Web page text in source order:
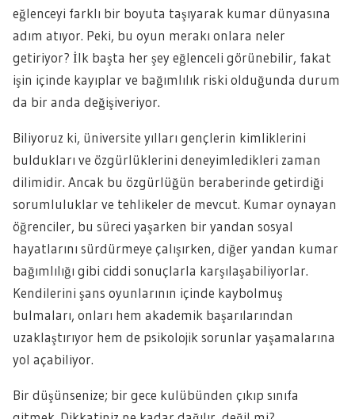
eğlenceyi farklı bir boyuta taşıyarak kumar dünyasına
adım atıyor. Peki, bu oyun merakı onlara neler
getiriyor? İlk başta her şey eğlenceli görünebilir, fakat
işin içinde kayıplar ve bağımlılık riski olduğunda durum
da bir anda değişiveriyor.
Biliyoruz ki, üniversite yılları gençlerin kimliklerini
buldukları ve özgürlüklerini deneyimledikleri zaman
dilimidir. Ancak bu özgürlüğün beraberinde getirdiği
sorumluluklar ve tehlikeler de mevcut. Kumar oynayan
öğrenciler, bu süreci yaşarken bir yandan sosyal
hayatlarını sürdürmeye çalışırken, diğer yandan kumar
bağımlılığı gibi ciddi sonuçlarla karşılaşabiliyorlar.
Kendilerini şans oyunlarının içinde kaybolmuş
bulmaları, onları hem akademik başarılarından
uzaklaştırıyor hem de psikolojik sorunlar yaşamalarına
yol açabiliyor.
Bir düşünsenize; bir gece kulübünden çıkıp sınıfa